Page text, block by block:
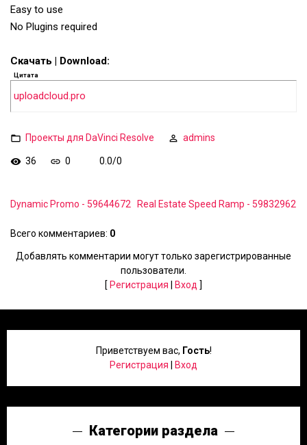
Easy to use
No Plugins required
Скачать | Download:
Цитата
uploadcloud.pro
Проекты для DaVinci Resolve admins
36 0 0.0/0
Dynamic Promo - 59644672 Real Estate Speed Ramp - 59832962
Всего комментариев: 0
Добавлять комментарии могут только зарегистрированные
пользователи.
[ Регистрация Вход ]
Приветствуем вас, Гость!
Регистрация
Вход
Категории раздела